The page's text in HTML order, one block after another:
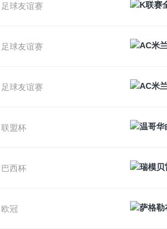
足球友谊赛
足球友谊赛
足球友谊赛
联盟杯
巴西杯
欧冠